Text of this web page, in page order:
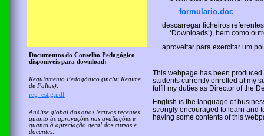
formulario.doc
· descarregar ficheiros
‘Downloads’), bem como
· aproveitar para exercitar um
This webpage has been
students currently enrolled at my
fulfil my duties as Directorof the
English is the language of
strongly encouraged to learn and
having some contents ofthis web
Documentos do Conselho Pedagógico
disponíveis para download:
Regulamento Pedagógico (inclui Regime
de Faltas):
reg_estig.pdf
Análise global dos anos lectivos recentes
quanto às aprovações nas avaliações e
quanto à apreciação geral dos cursos e
docentes: